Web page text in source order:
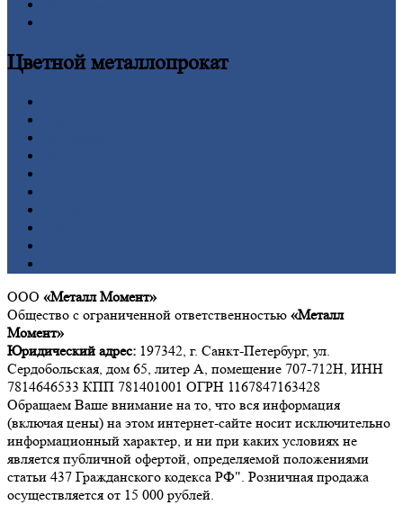
Цветнойметаллопрокат
ООО «Металл Момент»
Общество с ограниченной ответственностью «Металл
Момент»
Юридический адрес: 197342, г. Санкт-Петербург, ул.
Сердобольская, дом 65, литер А, помещение 707-712Н, ИНН
7814646533 КПП 781401001 ОГРН 1167847163428
Обращаем Ваше внимание на то, что вся информация
(включая цены) на этом интернет-сайте носит исключительно
информационный характер, и ни при каких условиях не
является публичной офертой, определяемой положениями
статьи 437 Гражданского кодекса РФ". Розничная продажа
осуществляется от 15 000 рублей.